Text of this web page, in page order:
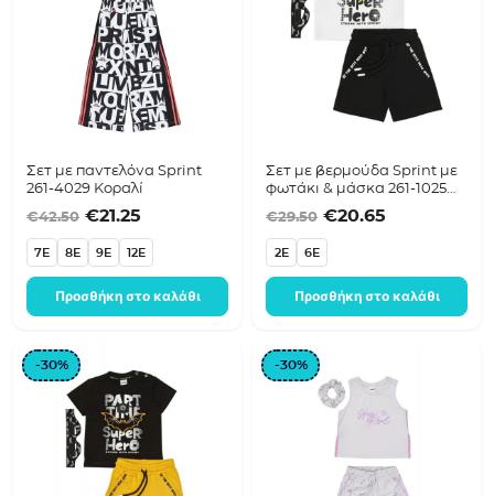
Σετ με παντελόνα Sprint
261-4029 Κοραλί
€42.50 Original price was: €42.50.
€21.25 Η τρέχουσα τιμή είναι: €21.25.
7E 8E 9E 12E
Προσθήκη στο καλάθι
Σετ με βερμούδα Sprint με
φωτάκι & μάσκα 261-1025
€29.50 Original price
€20.65
2E 6E
Προσθήκη στο καλάθι
-30% -30%